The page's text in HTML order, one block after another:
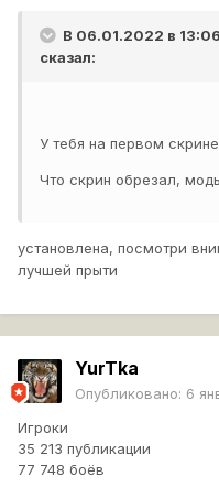
В 06.01.2022 в
сказал:
У тебя на первом
Что скрин обрезал,
установлена, посмотри
лучшей прыти
YurTka
Опубликовано: 6
Игроки
35 213 публикации
77 748 боёв